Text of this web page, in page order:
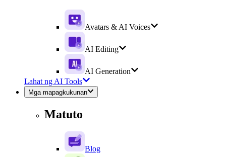
Avatars & AI Voices
AI Editing
AI Generation
Lahat ng AI Tools
Mga mapagkukunan
Matuto
Blog